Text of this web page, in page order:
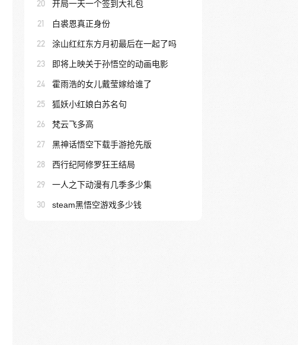
20 开局一天一个签到大礼包
21 白裘恩真正身份
22 涂山红红东方月初最后在一起了吗
23 即将上映关于孙悟空的动画电影
24 霍雨浩的女儿戴莹嫁给谁了
25 狐妖小红娘白苏名句
26 梵云飞多高
27 黑神话悟空下载手游抢先版
28 西行纪阿修罗狂王结局
29 一人之下动漫有几季多少集
30 steam黑悟空游戏多少钱